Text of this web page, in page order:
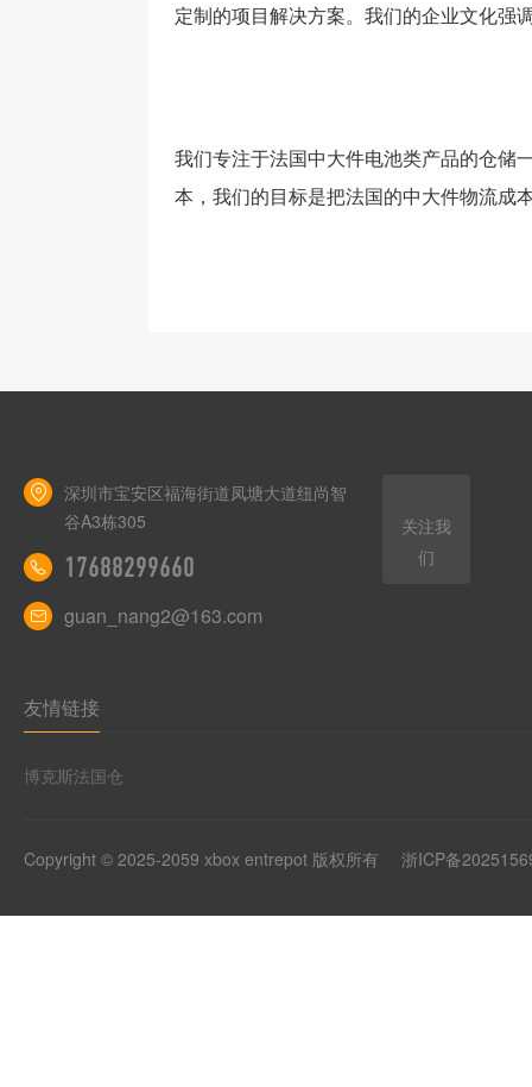
定制的项目解决方案。我们的企业文化强
我们专注于法国中大件电池类产品的仓储
本，我们的目标是把法国的中大件物流成
深圳市宝安区福海街道凤塘大道纽尚智
谷A3栋305
17688299660
guan_nang2@163.com
关注我
们
友情链接
博克斯法国仓
Copyright © 2025-2059 xbox entrepot 版权所有 浙ICP备